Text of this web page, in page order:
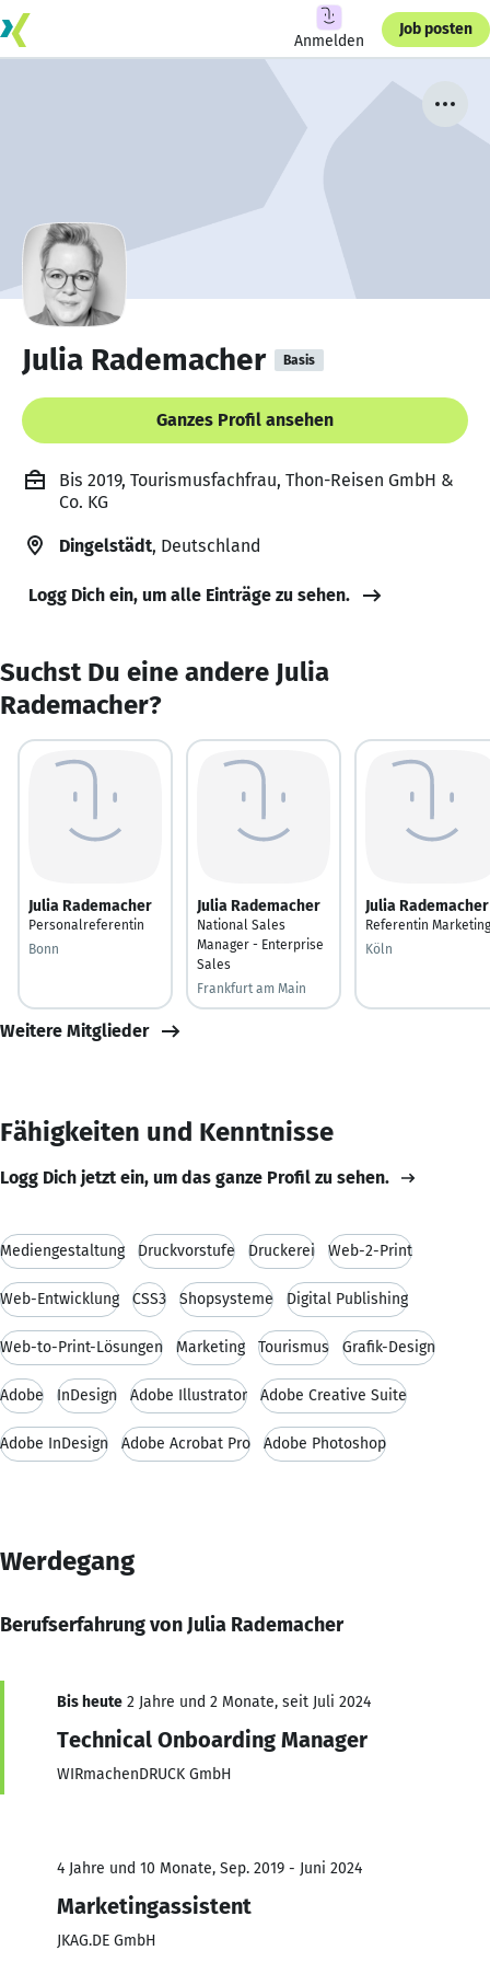
Anmelden
Job posten
Julia Rademacher Basis
Ganzes Profil ansehen
Bis 2019, Tourismusfachfrau, Thon-Reisen GmbH &
Co. KG
Dingelstädt, Deutschland
Logg Dich ein, um alle Einträge zu sehen.
Suchst Du eine andere Julia
Rademacher?
Julia Rademacher
Personalreferentin
Bonn
Julia Rademacher
National Sales
Manager - Enterprise
Sales
Frankfurt am Main
Julia Rademacher
Referentin Marketing
Köln
Weitere Mitglieder
Fähigkeiten und Kenntnisse
Logg Dich jetzt ein, um das ganze Profil zu sehen.
Mediengestaltung Druckvorstufe Druckerei Web-2-Print
Web-Entwicklung CSS3 Shopsysteme Digital Publishing
Web-to-Print-Lösungen Marketing Tourismus Grafik-Design
Adobe InDesign Adobe Illustrator Adobe Creative Suite
Adobe InDesign Adobe Acrobat Pro Adobe Photoshop
Werdegang
Berufserfahrung von Julia Rademacher
Bis heute 2 Jahre und 2 Monate, seit Juli 2024
Technical Onboarding Manager
WIRmachenDRUCK GmbH
4 Jahre und 10 Monate, Sep. 2019 - Juni 2024
Marketingassistent
JKAG.DE GmbH